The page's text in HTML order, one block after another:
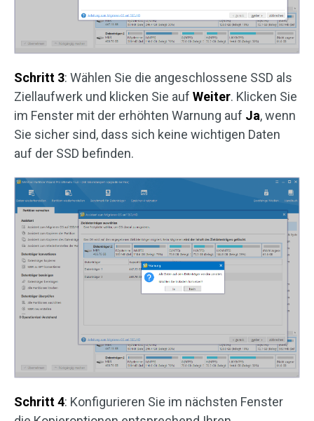
Schritt 3: Wählen Sie die angeschlossene SSD als
Ziellaufwerk und klicken Sie auf Weiter. Klicken Sie
im Fenster mit der erhöhten Warnung auf Ja, wenn
Sie sicher sind, dass sich keine wichtigen Daten
auf der SSD befinden.
Schritt 4: Konfigurieren Sie im nächsten Fenster